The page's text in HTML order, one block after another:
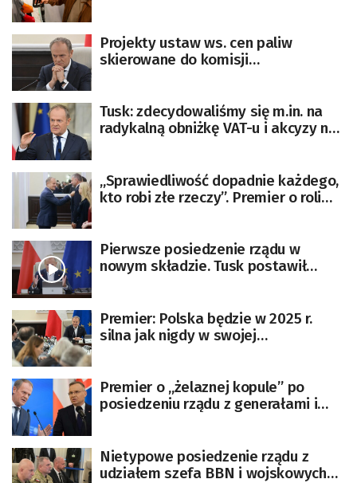
Projekty ustaw ws. cen paliw
skierowane do komisji
Tusk: zdecydowaliśmy się m.in. na
radykalną obniżkę VAT-u i akcyzy na
„Sprawiedliwość dopadnie każdego,
kto robi złe rzeczy”. Premier o roli
Pierwsze posiedzenie rządu w
nowym składzie. Tusk postawił
Premier: Polska będzie w 2025 r.
silna jak nigdy w swojej
Premier o „żelaznej kopule” po
posiedzeniu rządu z generałami i
Nietypowe posiedzenie rządu z
udziałem szefa BBN i wojskowych